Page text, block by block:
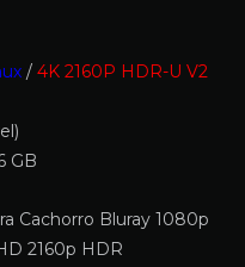
/ 4K 2160P HDR-U V2
GB